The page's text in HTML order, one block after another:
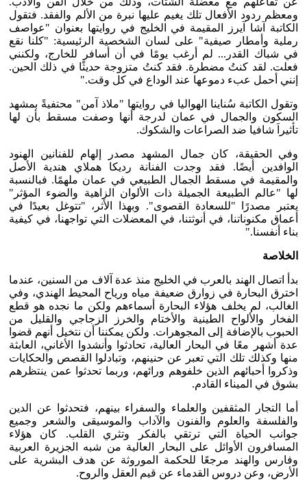
ومعظم ردود الأفعال تلك يغيم عليها نبرة من الألم والفقد. فتقول
الكاتبة آشا آيرز المقيمة في الخليج في روايتها بعنوان "عواصف
رملية وأمطار صيفية" على لسان الشخصية الرئيسية: "كلنا نقع
في شباك القدر... لم أرغب يومًا في أن أسافر للخارج، ولكنني
فعلت. لقد كنتُ مضطرة. فقد كنتُ متزوجة حديثًا في ذلك الحين.
إنني أحمل عبء دموعها عند الوداع في كل وقت."
وتقول الكاتبة سُناينا الهواليا في روايتها "ملاذ آمن" محتفيةً بمشهد
السكون والجمال في عمان لدرجة أنها وصفت مسقط بأن لها
تأثيراَ شافيا ضد الصراعات والشكوك.
وفي الحقيقة، كان جمال المشهد مصدر إلهام للفنانين الهنود
الوافدين أيضًا. فقد وجدت الفنانة رديكا هملاي هندية الأصل
والمقيمة في مسقط الجمال الطبيعي في عمان ملهمًا. فبالنسبة
لها "عالم الطبيعة الجميلة ذات الألوان الزاهية والضوء المؤثر"
يعتبر مصدرًا "للسعادة القصوى". وبهذا الأثر، "تتوغل بعيدًا في
أعماق مكنوناتنا، في أنوثتنا، في المعضلات التي تواجهنا، في كيفية
بناء أنفسنا."
الخلاصة
بدأ اتصال الهند بالعرب في الخليج منذ عدة آلاف من السنين، عندما
اخترق البحارة في زوارق ضعيفة مياه ورياح المحيط الهندي، وفي
الغالب، لم يخلف هؤلاء البحارة أسماءهم ولكن ما نجده هو قطع
الفخار والألواح الطينية والأختام والخرز الزجاجي والقليل من
الحبوب بالإضافة إلى المجوهرات. ولكن يمكننا أن نتخيل أنهم قضوا
عدة أشهر معًا في البحار العالية، تحادثوا وأنشدوا الأغاني، العابثة
منها وكذلك تلك التي تعبر عن حنينهم، وتبادلوا القصص والحكايات
وذكروا أحبائهم الذين خلفوهم ورائهم، وربما تحدثوا عمن ينتظرهم
بشوق في الميناء القادم.
أما التجار المثقفين والعلماء والسفراء بينهم، فتحدثوا عن الدين
والفلسفة والعلوم والفنون والآداب والموسيقى والشعر وجميع
جوانب الحياة التي ترتقي بالفكر وتثري القلب. كان هؤلاء
المسافرون الأوائل على البحار العالية من شبه الجزيرة العربية
وفارس والهند مرجعًا للحكمة الموروثة عن هدف البشرية على
الأرض، وعن دروس القدماء عن قيم العقل والروح.